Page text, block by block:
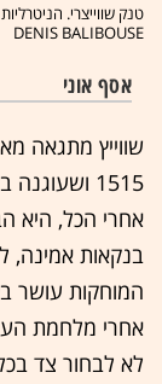
DENIS BALIBOUSE
אסף אוני
שווייץ מתגאה
אחרי הכל, היא
בנקאות אמינה,
המוחקות עושר
אחרי מלחמת
לא לבחור צד